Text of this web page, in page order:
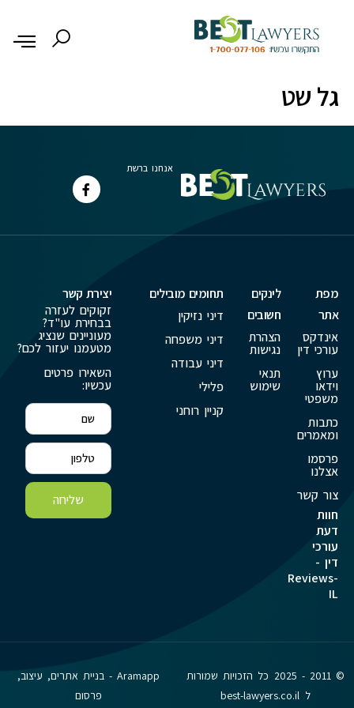
גל שט
אנחנו ברשת
מפת
אתר
אינדקס
עורכי דין
ערוץ
וידאו
משפטי
כתבות
ומאמרים
פרסמו
אצלנו
צור קשר
חוות
דעת
עורכי
דין -
Reviews-
IL
לינקים
חשובים
הצהרת
נגישות
תנאי
שימוש
תחומים מובילים
דיני נזיקין
דיני משפחה
דיני עבודה
פלילי
קניין רוחני
יצירת קשר
זקוקים לעזרה
בבחירת עו"ד?
מעוניינים שנציג
מטעמנו יעזור לכם?
השאירו פרטים
עכשיו:
שליחה
© 2011 - 2025 כל הזכויות שמורות
ל best-lawyers.co.il
Aramapp - בניית אתרים, עיצוב,
פרסום